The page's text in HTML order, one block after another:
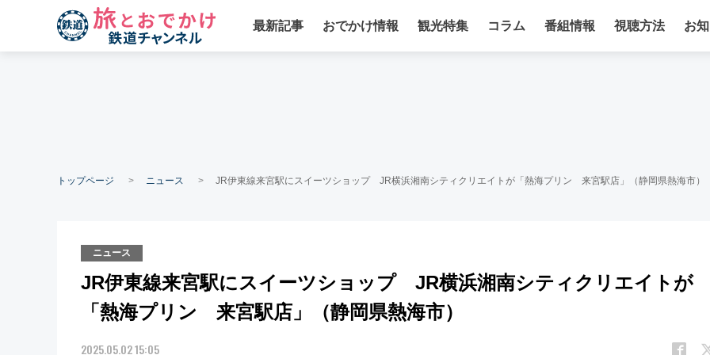
最新記事 おでかけ情報 観光特集 コラム 番組情報 視聴方法 お
トップページ ニュース JR伊東線来宮駅にスイーツショップ JR横浜湘南シティクリエイトが「熱海プリン 来宮駅店」（静岡県熱海市）
ニュース
JR伊東線来宮駅にスイーツショップ JR横浜湘南シティクリエイトが
「熱海プリン 来宮駅店」（静岡県熱海市）
2025.05.02 15:05